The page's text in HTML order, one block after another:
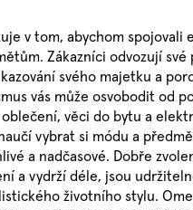
v tom, abychom spojovali
Zákazníci odvozují své
svého majetku a
vás může osvobodit od
věci do bytu a
vybrat si módu a
a nadčasové. Dobře
a vydrží déle, jsou
životního stylu.